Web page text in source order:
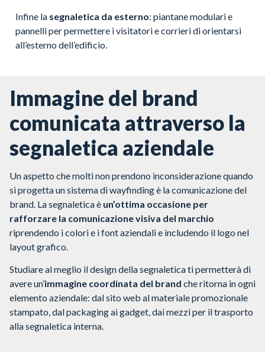
Infine la segnaletica da esterno: piantane modulari e
pannelli per permettere i visitatori e corrieri di orientarsi
all’esterno dell’edificio.
Immagine del brand
comunicata attraverso la
segnaletica aziendale
Un aspetto che molti non prendono inconsiderazione quando
si progetta un sistema di wayfinding è la comunicazione del
brand. La segnaletica è un’ottima occasione per
rafforzare la comunicazione visiva del marchio
riprendendo i colori e i font aziendali e includendo il logo nel
layout grafico.
Studiare al meglio il design della segnaletica ti permetterà di
avere un’immagine coordinata del brand che ritorna in ogni
elemento aziendale: dal sito web al materiale promozionale
stampato, dal packaging ai gadget, dai mezzi per il trasporto
alla segnaletica interna.